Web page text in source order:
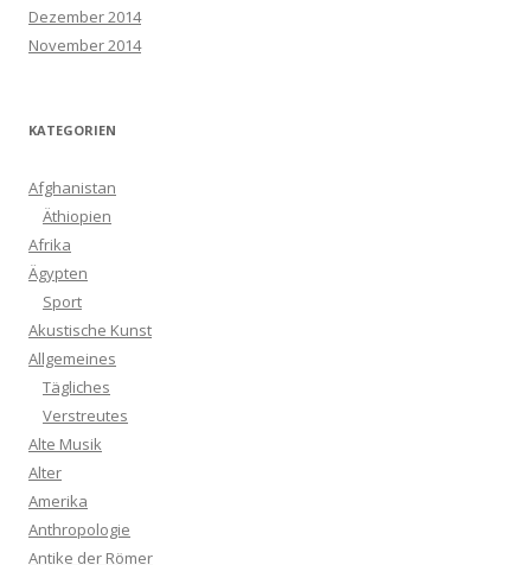
Dezember 2014
November 2014
KATEGORIEN
Afghanistan
Äthiopien
Afrika
Ägypten
Sport
Akustische Kunst
Allgemeines
Tägliches
Verstreutes
Alte Musik
Alter
Amerika
Anthropologie
Antike der Römer